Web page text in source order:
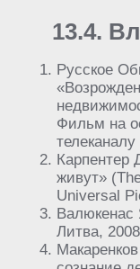
13.4.
Русское
Фильм на
Карпентер
живут»
Universal
Валюкенас
Литва, 2008